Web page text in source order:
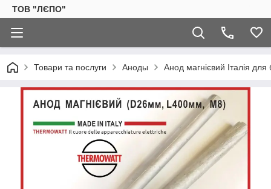
ТОВ "ЛЄПО"
Товари та послуги Аноды Анод магнієвий Італія